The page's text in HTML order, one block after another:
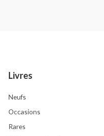
Livres
Neufs
Occasions
Rares